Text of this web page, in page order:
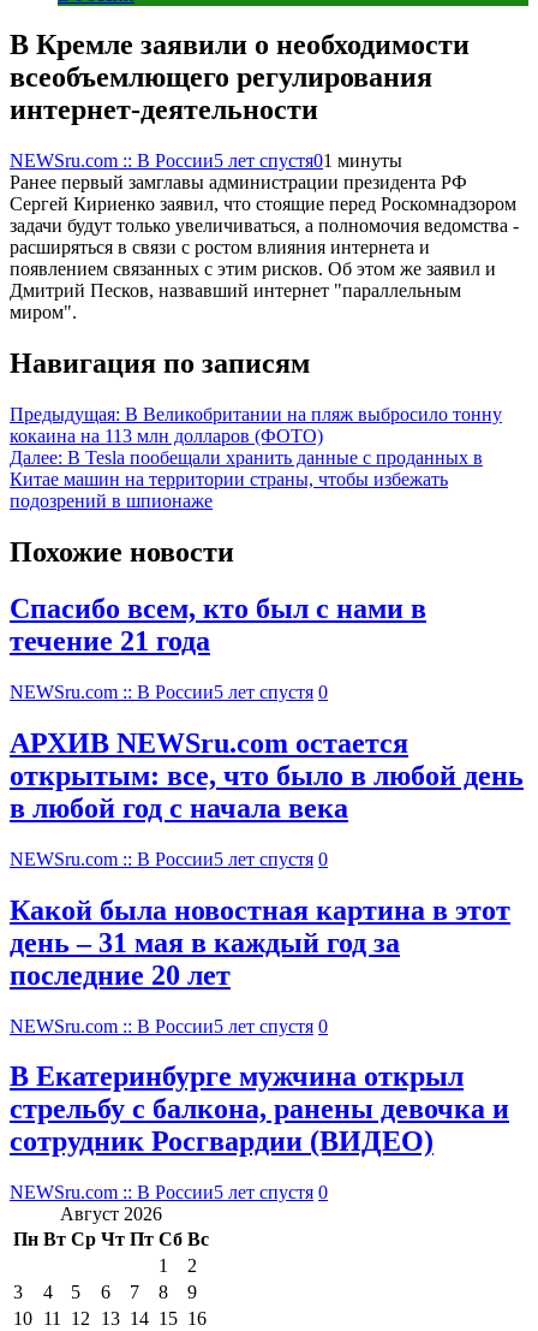
В Кремле заявили о необходимости
всеобъемлющего регулирования
интернет-деятельности
NEWSru.com :: В России5 лет спустя01 минуты
Ранее первый замглавы администрации президента РФ
Сергей Кириенко заявил, что стоящие перед Роскомнадзором
задачи будут только увеличиваться, а полномочия ведомства -
расширяться в связи с ростом влияния интернета и
появлением связанных с этим рисков. Об этом же заявил и
Дмитрий Песков, назвавший интернет "параллельным
миром".
Навигация по записям
Предыдущая: В Великобритании на пляж выбросило тонну
кокаина на 113 млн долларов (ФОТО)
Далее: В Tesla пообещали хранить данные с проданных в
Китае машин на территории страны, чтобы избежать
подозрений в шпионаже
Похожие новости
Спасибо всем, кто был с нами в
течение 21 года
NEWSru.com :: В России5 лет спустя 0
АРХИВ NEWSru.com остается
открытым: все, что было в любой день
в любой год с начала века
NEWSru.com :: В России5 лет спустя 0
Какой была новостная картина в этот
день – 31 мая в каждый год за
последние 20 лет
NEWSru.com :: В России5 лет спустя 0
В Екатеринбурге мужчина открыл
стрельбу с балкона, ранены девочка и
сотрудник Росгвардии (ВИДЕО)
NEWSru.com :: В России5 лет спустя 0
Август 2026
Пн Вт Ср Чт Пт Сб Вс
1
2
3
4 5 6 7 8
9
10 11 12 13 14 15 16